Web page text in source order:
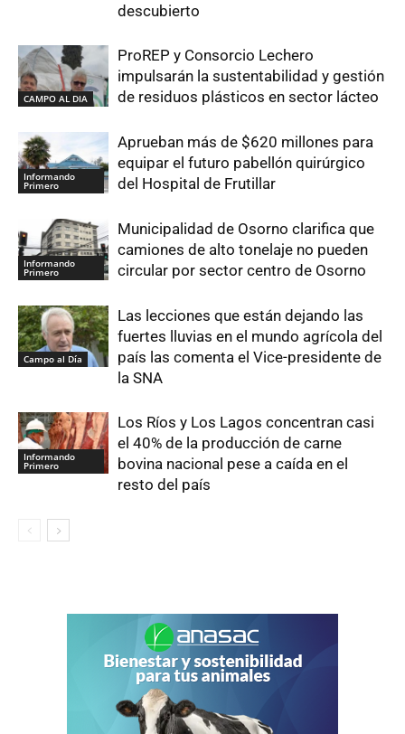
descubierto
CAMPO AL DIA
ProREP y Consorcio Lechero
impulsarán la sustentabilidad y gestión
de residuos plásticos en sector lácteo
Informando
Primero
Aprueban más de $620 millones para
equipar el futuro pabellón quirúrgico
del Hospital de Frutillar
Informando
Primero
Municipalidad de Osorno clarifica que
camiones de alto tonelaje no pueden
circular por sector centro de Osorno
Campo al Día
Las lecciones que están dejando las
fuertes lluvias en el mundo agrícola del
país las comenta el Vice-presidente de
la SNA
Informando
Primero
Los Ríos y Los Lagos concentran casi
el 40% de la producción de carne
bovina nacional pese a caída en el
resto del país